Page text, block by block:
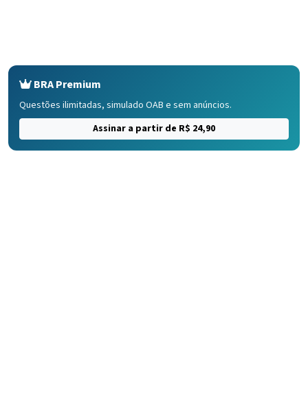
BRA Premium
Questões ilimitadas, simulado OAB e sem anúncios.
Assinar a partir de R$ 24,90